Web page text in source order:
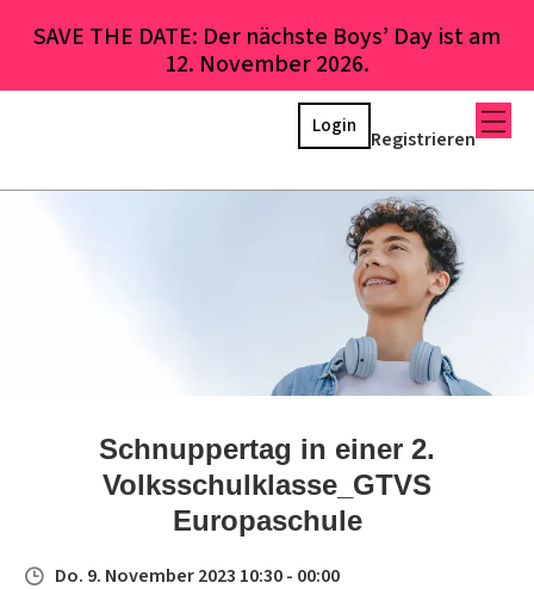
SAVE THE DATE: Der nächste Boys’ Day ist am
12. November 2026.
Registrieren
Login
Schnuppertag in einer 2.
Volksschulklasse_GTVS
Europaschule
Do. 9. November 2023 10:30 - 00:00